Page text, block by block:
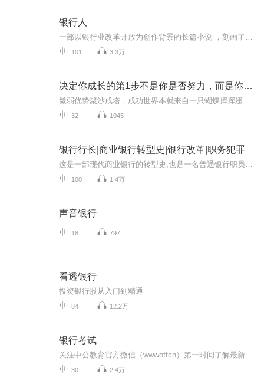
银行人
101 3.3万
决定你成长的第1步不是你是否努力，而是你是否相信努
32 1045
银行行长|商业银行转型史|银行改革|职务犯罪
100 1.4万
声音银行
18 797
看透银行
投资银行股从入门到精通
84 12.2万
银行考试
30 2.4万